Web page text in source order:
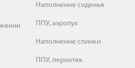
Наполнение сиденья
ППУ, аэропух
Наполнение спинки
ППУ, периотек